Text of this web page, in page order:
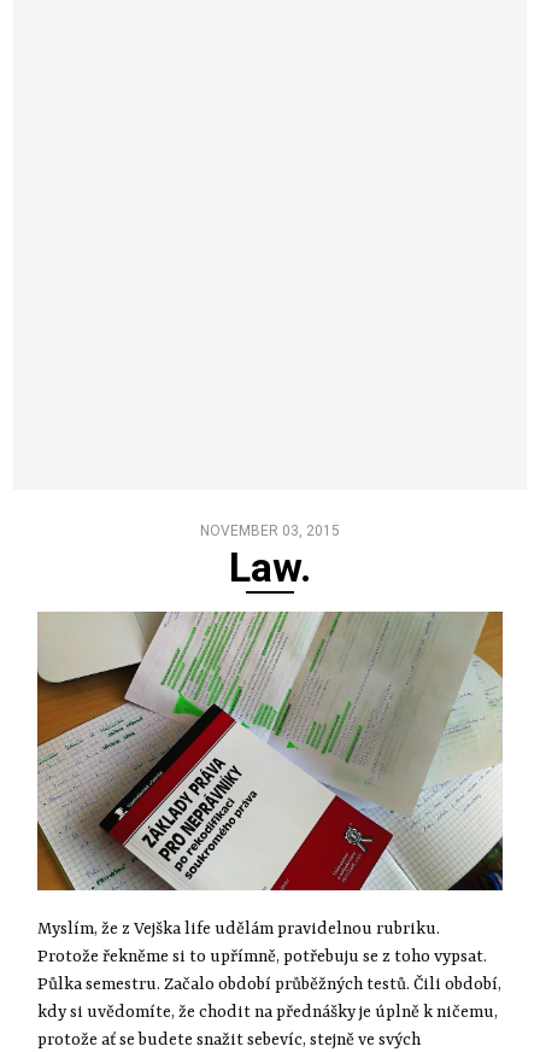
NOVEMBER 03, 2015
Law.
Myslím, že z Vejška life udělám pravidelnou rubriku.
Protože řekněme si to upřímně, potřebuju se z toho vypsat.
Půlka semestru. Začalo období průběžných testů. Čili období,
kdy si uvědomíte, že chodit na přednášky je úplně k ničemu,
protože ať se budete snažit sebevíc, stejně ve svých